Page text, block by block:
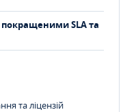
покращеними SLA та
та ліцензій